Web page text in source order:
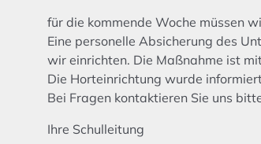
für die kommende Woche müssen
Eine personelle Absicherung des
wir einrichten. Die Maßnahme ist
Die Horteinrichtung wurde
Bei Fragen kontaktieren Sie uns
Ihre Schulleitung